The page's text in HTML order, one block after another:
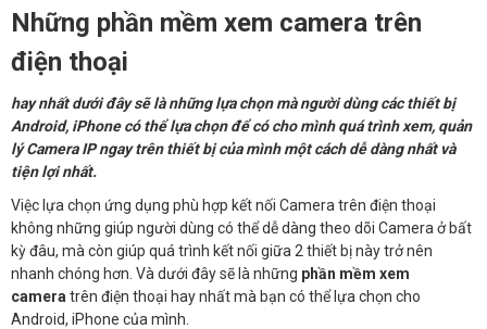
Những phần mềm xem camera trên
điện thoại
hay nhất dưới đây sẽ là những lựa chọn mà người dùng các thiết bị
Android, iPhone có thể lựa chọn để có cho mình quá trình xem, quản
lý Camera IP ngay trên thiết bị của mình một cách dễ dàng nhất và
tiện lợi nhất.
Việc lựa chọn ứng dụng phù hợp kết nối Camera trên điện thoại
không những giúp người dùng có thể dễ dàng theo dõi Camera ở bất
kỳ đâu, mà còn giúp quá trình kết nối giữa 2 thiết bị này trở nên
nhanh chóng hơn. Và dưới đây sẽ là những phần mềm xem
camera trên điện thoại hay nhất mà bạn có thể lựa chọn cho
Android, iPhone của mình.